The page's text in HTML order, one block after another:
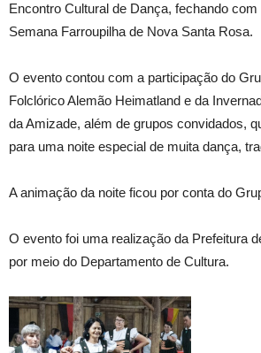
Encontro Cultural de Dança, fechando
Semana Farroupilha de Nova Santa Rosa.
O evento contou com a participação do
Folclórico Alemão Heimatland e da
da Amizade, além de grupos convidados,
para uma noite especial de muita dança,
A animação da noite ficou por conta do
O evento foi uma realização da Prefeitura
por meio do Departamento de Cultura.